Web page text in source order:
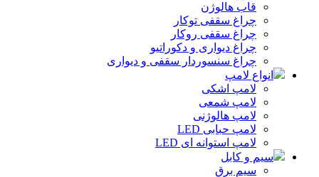
قاب هالوژن
چراغ سقفی توکار
چراغ سقفی روکار
چراغ دیواری و دکوراتیو
چراغ سنسوردار سقفی و دیواری
انواع لامپ
لامپ اشکی
لامپ شمعی
لامپ هالوژنی
لامپ حبابی LED
لامپ استوانه ای LED
سیم و کابل
سیم برق